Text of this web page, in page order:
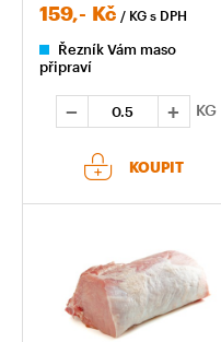
159,- Kč / KG s DPH
Řezník Vám maso
připraví
KG
KOUPIT